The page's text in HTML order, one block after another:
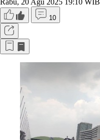
Rabu, 20 Agu 2025 19:10 WIB
10